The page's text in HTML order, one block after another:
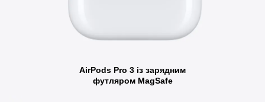
AirPods Pro 3 із зарядним
футляром MagSafe